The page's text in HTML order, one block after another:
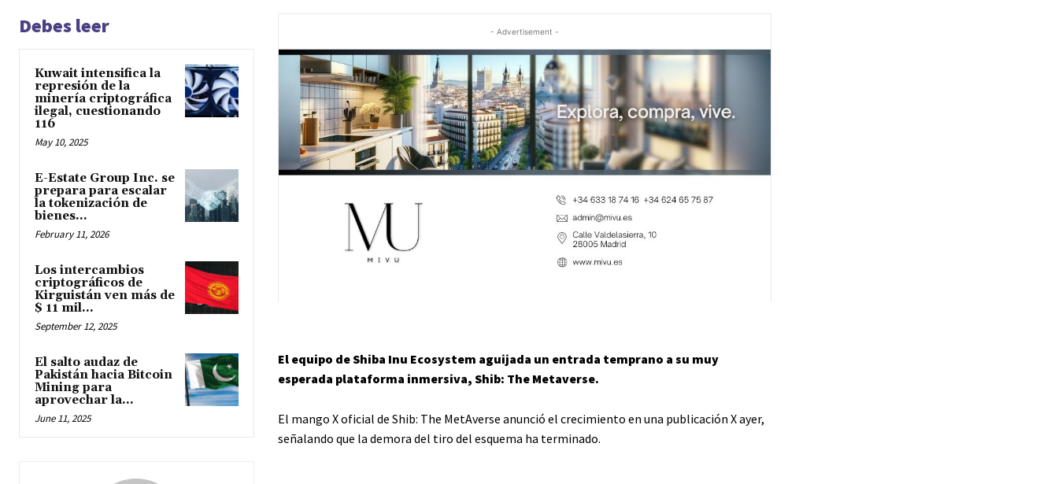
Debes leer
Kuwait intensifica la
represión de la
minería criptográfica
ilegal, cuestionando
116
May 10, 2025
E-Estate Group Inc. se
prepara para escalar
la tokenización de
bienes...
February 11, 2026
Los intercambios
criptográficos de
Kirguistán ven más de
$ 11 mil...
September 12, 2025
El salto audaz de
Pakistán hacia Bitcoin
Mining para
aprovechar la...
June 11, 2025
- Advertisement -
El equipo de Shiba Inu Ecosystem aguijada un entrada temprano a su muy
esperada plataforma inmersiva, Shib: The Metaverse.
El mango X oficial de Shib: The MetAverse anunció el crecimiento en una publicación X ayer,
señalando que la demora del tiro del esquema ha terminado.